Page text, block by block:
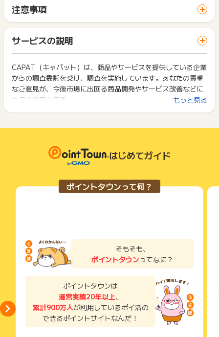
※ポイントに関するお問い合わせは、
ポイントタウンのサポート
までお問い合わせください。ポイントについて、広告主に直接
お問い合わせをした場合、ポイント獲得対象外となる場合がご
サイトに移動してからお申し込みやお買い物が完了するまでの
間に、同じブラウザ（※）で他のサイトに移動した場合はポイン
ト獲得ができません。
「 無料会員登録でポイントGET 」ボタンを押した時とサービ
ス・お買い物利用時で、デバイス・ブラウザが異なる場合はポ
イント獲得ができません。
2回以上同じお買い物・サービスをご利用される場合は、毎回
ポイントタウンに戻り、「 無料会員登録でポイントGET 」ボ
タンを押してからご利用ください。
下記の事項に該当する場合、広告主側で対象外とみなし、「獲
得無効」となる可能性があります。
て一度でも同サービス・お買い物を利用されたことがある場合
ご利用前には、Cookieの削除をおこなっていただくことを推奨
サービス・お買い物利用時にお電話など2つ以上の申し込み方
法がある場合、必ずサイト上のWEBフォームからお申し込みく
お申し込みやお買い物後、利用したサイトから送られる購入完
了などのメールは、ポイント獲得するまで必ず保管してくださ
獲得待ち・獲得失敗の状態でお問い合わせされる際に、該当の
メールを送っていただく場合がございます。
そのため、紛失・破棄された場合は対応いたしかねますので、
ご注意ください。
(※) SafariやChromeなどwebサイトを表示するアプリのこと
注意事項
一部のサービスにつきましては、1商品につき10円単位の金額
は切り捨てとなります。
ポイント獲得が1ポイント未満のものは切り捨てとなり、ポイ
ント履歴には記載されません。
原則として広告主側のポイント等を利用して支払われた金額分
につきましては、ポイントタウンのポイント獲得の対象には含
まれません。
広告主が運営しているサービスの都合もしくは会員様の都合で
商品の交換や一部でもキャンセルされた場合、ポイントが無効
各サービス・お買い物の獲得ポイントや獲得条件、キャンペー
れた時点の条件が適用されます。
条件を達成しているかどうかは各広告主ではなく、代理店が行
っているため、広告主はポイントに関する詳細を把握しており
そのため、ポイントタウンのポイントに関するお問い合わせを
広告主様に直接行わないようお願いいたします。
サービスの説明
CAPAT（キャパット）は、商品やサービスを提供している企業
からの調査委託を受け、調査を実施しています。あなたの貴重
なご意見が、今後市場に出回る商品開発やサービス改善などに
大きく役立ちます。
もっと見る
はじめてガイド
ポイントタウンって何？
そもそも、
ポイントタウンってなに？
ポイントタウンは
運営実績20年以上、
累計900万人が利用しているポイ活の
できるポイントサイトなんだ！